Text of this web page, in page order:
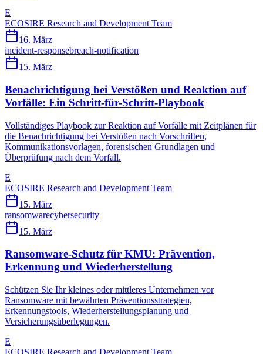
E
ECOSIRE Research and Development Team
16. März
incident-responsebreach-notification
15. März
Benachrichtigung bei Verstößen und Reaktion auf
Vorfälle: Ein Schritt-für-Schritt-Playbook
Vollständiges Playbook zur Reaktion auf Vorfälle mit Zeitplänen für
die Benachrichtigung bei Verstößen nach Vorschriften,
Kommunikationsvorlagen, forensischen Grundlagen und
Überprüfung nach dem Vorfall.
E
ECOSIRE Research and Development Team
15. März
ransomwarecybersecurity
15. März
Ransomware-Schutz für KMU: Prävention,
Erkennung und Wiederherstellung
Schützen Sie Ihr kleines oder mittleres Unternehmen vor
Ransomware mit bewährten Präventionsstrategien,
Erkennungstools, Wiederherstellungsplanung und
Versicherungsüberlegungen.
E
ECOSIRE Research and Development Team